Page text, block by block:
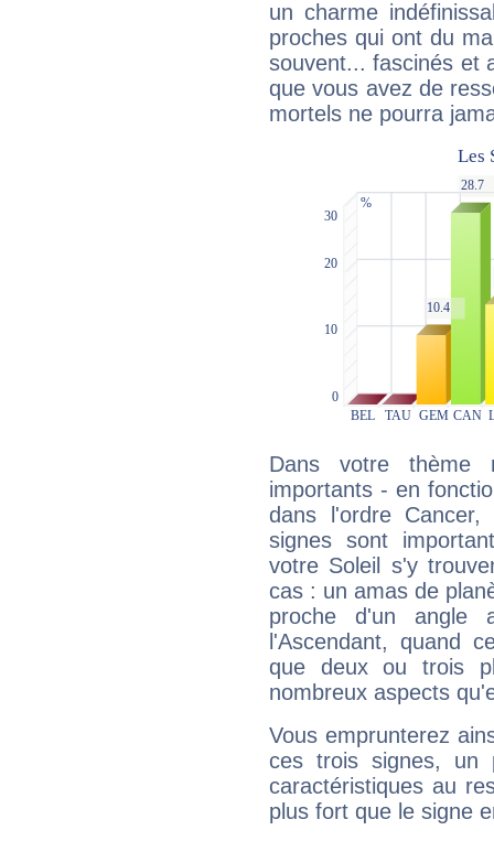
un charme
proches qui ont du
souvent... fascinés et
que vous avez de
mortels ne pourra
Dans votre thème
importants - en
dans l'ordre
signes sont
votre Soleil s'y
cas : un amas de
proche d'un
l'Ascendant, quand
que deux ou trois
nombreux aspects
Vous emprunterez
ces trois signes, un
caractéristiques au
plus fort que le signe